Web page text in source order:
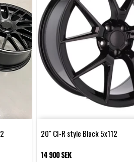
20" CI-R style Black 5x112
14 900 SEK